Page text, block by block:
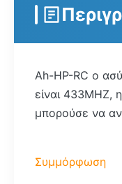
Ah-HP-RC ο
είναι 433MHZ,
μπορούσε να
Συμμόρφωση